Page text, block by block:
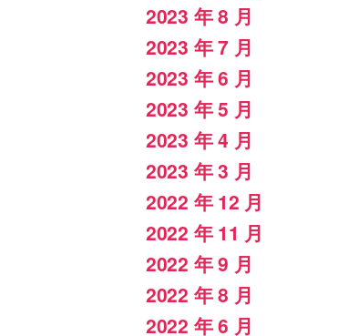
2023 年 8 月
2023 年 7 月
2023 年 6 月
2023 年 5 月
2023 年 4 月
2023 年 3 月
2022 年 12 月
2022 年 11 月
2022 年 9 月
2022 年 8 月
2022 年 6 月